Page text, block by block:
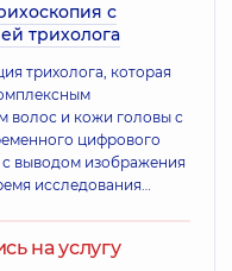
с
трихолога
трихолога, которая
волос и кожи головы с
цифрового
выводом изображения
исследования
волос, волосяных
на услугу